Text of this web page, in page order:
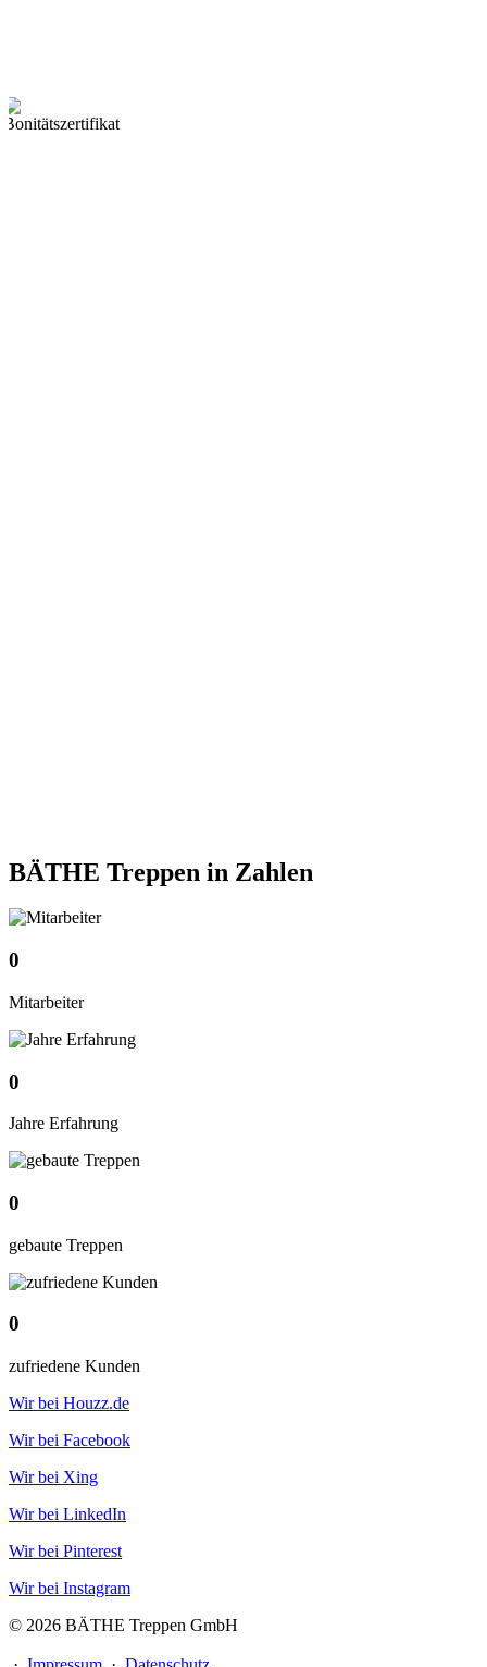
BÄTHE Treppen in Zahlen
0
Mitarbeiter
0
Jahre Erfahrung
0
gebaute Treppen
0
zufriedene Kunden
Wir bei Houzz.de
Wir bei Facebook
Wir bei Xing
Wir bei LinkedIn
Wir bei Pinterest
Wir bei Instagram
© 2026 BÄTHE Treppen GmbH